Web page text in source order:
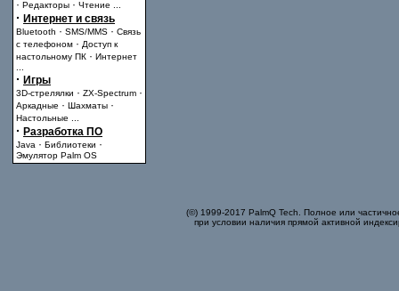
· Редакторы · Чтение
· Интернет и связь
Bluetooth · SMS/MMS · Связь
с телефоном · Доступ к
настольному ПК · Интернет
· Игры
3D-стрелялки · ZX-Spectrum ·
Аркадные · Шахматы ·
Настольные
· Разработка ПО
Java · Библиотеки ·
Эмулятор Palm OS
(©) 1999-2017 PalmQ Tech. Полное или
при условии наличия прямой активной